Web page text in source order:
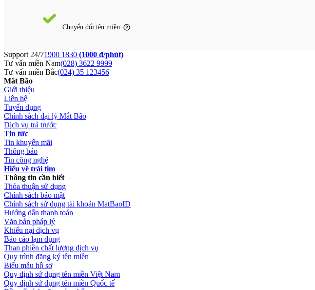
Chuyển đổi tên miền
Support 24/71900 1830 (1000 đ/phút)
Tư vấn miền Nam(028) 3622 9999
Tư vấn miền Bắc(024) 35 123456
Mắt Bão
Giới thiệu
Liên hệ
Tuyển dụng
Chính sách đại lý Mắt Bão
Dịch vụ trả trước
Tin tức
Tin khuyến mãi
Thông báo
Tin công nghệ
Hiểu về trái tim
Thông tin cần biết
Thỏa thuận sử dụng
Chính sách bảo mật
Chính sách sử dụng tài khoản MatBaoID
Hướng dẫn thanh toán
Văn bản pháp lý
Khiếu nại dịch vụ
Báo cáo lạm dụng
Than phiền chất lượng dịch vụ
Quy trình đăng ký tên miền
Biểu mẫu hồ sơ
Quy định sử dụng tên miền Việt Nam
Quy định sử dụng tên miền Quốc tế